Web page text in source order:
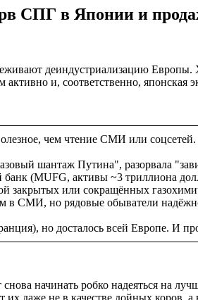
СПГ в Японии и
деиндустриализацию
и, соответственно,
чем чтение СМИ или
шантаж Путина", разорвала
(MUFG, активы ~3 триллиона
закрытых или сокращённых
в СМИ, но рядовые обыватели
но досталось всей Европе. И
снова начинать робко надеяться
их даже не в качестве дойных